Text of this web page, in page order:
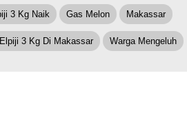
3 Kg Naik Gas Melon Makassar
3 Kg Di Makassar Warga Mengeluh